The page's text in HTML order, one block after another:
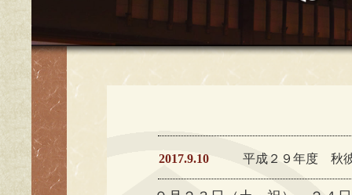
2017.9.10 平成２９年度 秋